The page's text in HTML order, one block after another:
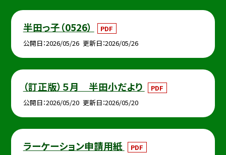
半田っ子（0526）
PDF
公開日 2026/05/26 更新日 2026/05/26
（訂正版）５月 半田小だより
PDF
公開日 2026/05/20 更新日 2026/05/20
ラーケーション申請用紙
PDF